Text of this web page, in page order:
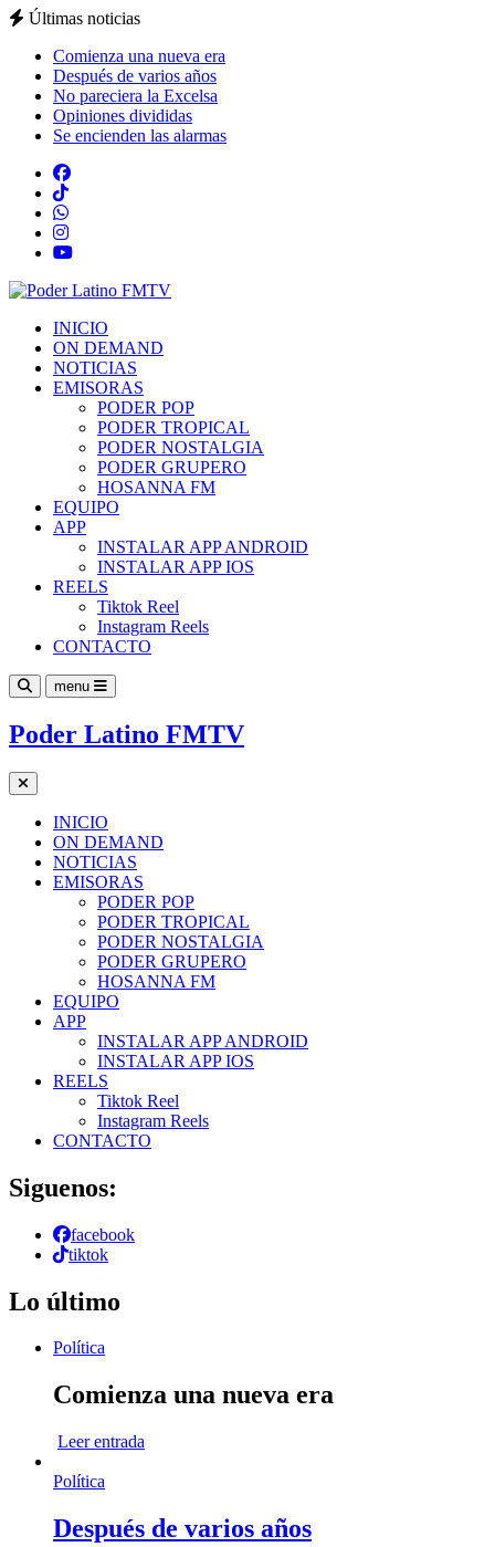
Últimas noticias
Comienza una nueva era
Después de varios años
No pareciera la Excelsa
Opiniones divididas
Se encienden las alarmas
INICIO
ON DEMAND
NOTICIAS
EMISORAS
PODER POP
PODER TROPICAL
PODER NOSTALGIA
PODER GRUPERO
HOSANNA FM
EQUIPO
APP
INSTALAR APP ANDROID
INSTALAR APP IOS
REELS
Tiktok Reel
Instagram Reels
CONTACTO
menu
Poder Latino FMTV
INICIO
ON DEMAND
NOTICIAS
EMISORAS
PODER POP
PODER TROPICAL
PODER NOSTALGIA
PODER GRUPERO
HOSANNA FM
EQUIPO
APP
INSTALAR APP ANDROID
INSTALAR APP IOS
REELS
Tiktok Reel
Instagram Reels
CONTACTO
Siguenos:
facebook
tiktok
Lo último
Política
Comienza una nueva era
Leer entrada
Política
Después de varios años